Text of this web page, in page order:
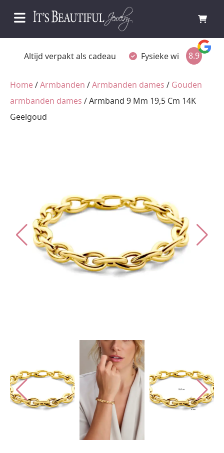
Altijd verpakt als cadeau Fysieke winkel in Ommen
8.9
Home/Armbanden /Armbanden dames / Gouden
armbanden dames / Armband 9 Mm 19,5 Cm 14K
Geelgoud